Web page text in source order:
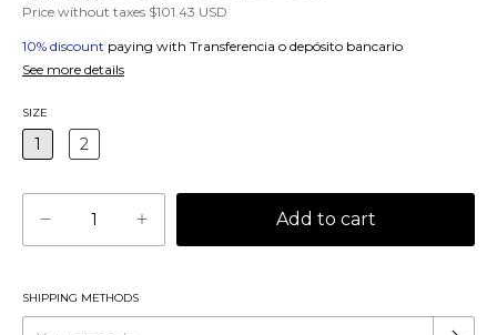
Price without taxes $101.43 USD
10% discount paying with Transferencia o depósito bancario
See more details
SIZE
1 2
Shipping for zipcode:
SHIPPING METHODS